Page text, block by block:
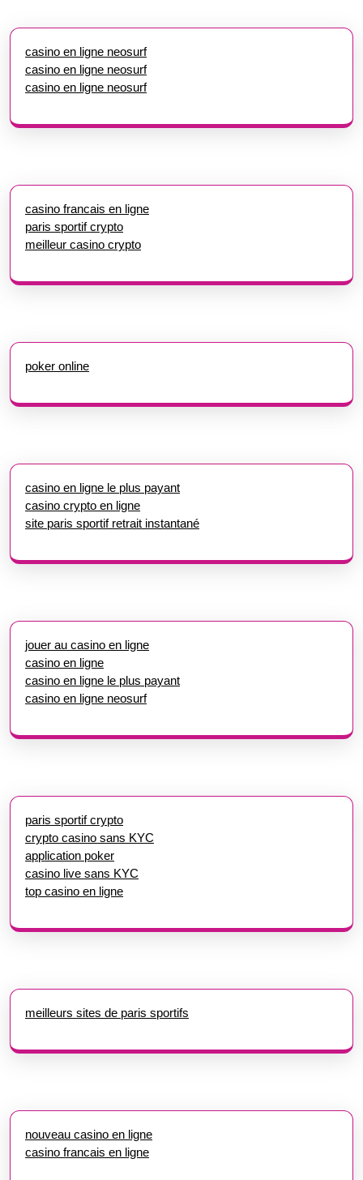
casino en ligne neosurf
casino en ligne neosurf
casino en ligne neosurf
casino francais en ligne
paris sportif crypto
meilleur casino crypto
poker online
casino en ligne le plus payant
casino crypto en ligne
site paris sportif retrait instantané
jouer au casino en ligne
casino en ligne
casino en ligne le plus payant
casino en ligne neosurf
paris sportif crypto
crypto casino sans KYC
application poker
casino live sans KYC
top casino en ligne
meilleurs sites de paris sportifs
nouveau casino en ligne
casino francais en ligne